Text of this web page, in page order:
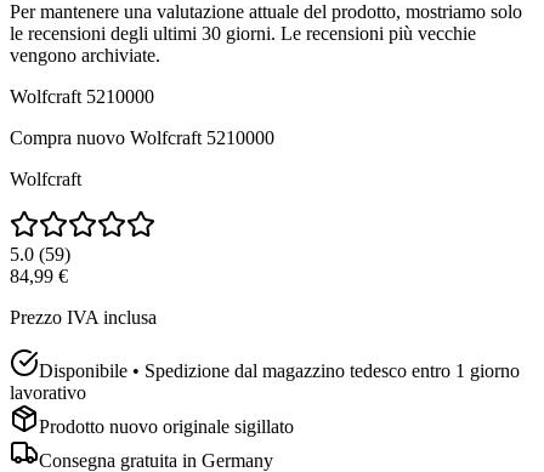
Per mantenere una valutazione attuale del prodotto, mostriamo solo
le recensioni degli ultimi 30 giorni. Le recensioni più vecchie
vengono archiviate.
Wolfcraft 5210000
Compra nuovo Wolfcraft 5210000
Wolfcraft
5.0 (59)
84,99 €
Prezzo IVA inclusa
Disponibile • Spedizione dal magazzino tedesco entro 1 giorno
lavorativo
Prodotto nuovo originale sigillato
Consegna gratuita in Germany